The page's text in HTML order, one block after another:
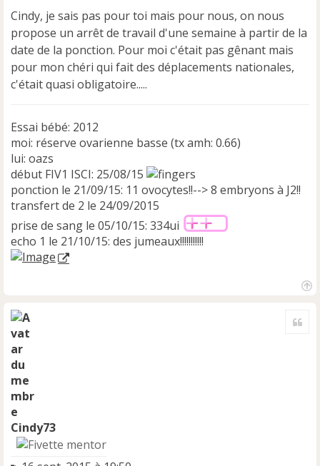
Cindy, je sais pas pour toi mais pour nous, on nous
propose un arrêt de travail d'une semaine à partir de la
date de la ponction. Pour moi c'était pas gênant mais
pour mon chéri qui fait des déplacements nationales,
c'était quasi obligatoire.....
Essai bébé: 2012
moi: réserve ovarienne basse (tx amh: 0.66)
lui: oazs
début FIV1 ISCI: 25/08/15
ponction le 21/09/15: 11 ovocytes!!--> 8 embryons à J2!!
transfert de 2 le 24/09/2015
prise de sang le 05/10/15: 334ui
echo 1 le 21/10/15: des jumeaux!!!!!!!!!!!
Cindy73